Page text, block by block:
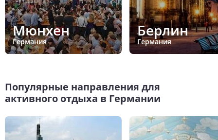
Мюнхен
Германия
Берлин
Германия
Популярные направления для
активного отдыха в Германии